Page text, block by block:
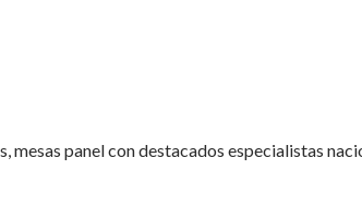
panel con destacados especialistas